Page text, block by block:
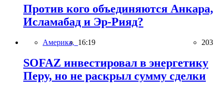
Против кого объединяются Анкара,
Исламабад и Эр-Рияд?
Америка, 16:19 203
SOFAZ инвестировал в энергетику
Перу, но не раскрыл сумму сделки